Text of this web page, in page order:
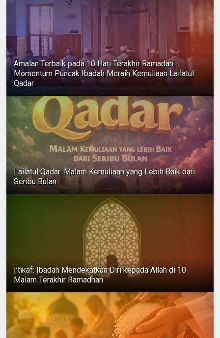
Amalan Terbaik pada 10 Hari Terakhir Ramadan:
Momentum Puncak Ibadah Meraih Kemuliaan Lailatul
Qadar
Lailatul Qadar: Malam Kemuliaan yang Lebih Baik dari
Seribu Bulan
I’tikaf: Ibadah Mendekatkan Diri kepada Allah di 10
Malam Terakhir Ramadhan